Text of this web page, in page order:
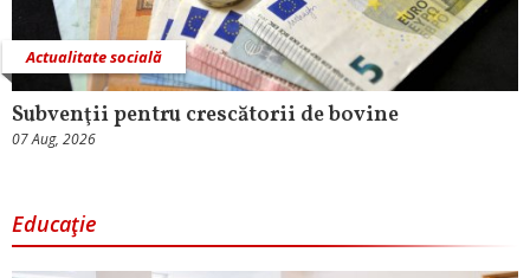
Actualitate socială
Subvenţii pentru crescătorii de bovine
07 Aug, 2026
Educaţie